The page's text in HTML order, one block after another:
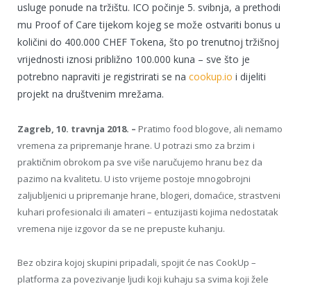
usluge ponude na tržištu. ICO počinje 5. svibnja, a prethodi
mu Proof of Care tijekom kojeg se može ostvariti bonus u
količini do 400.000 CHEF Tokena, što po trenutnoj tržišnoj
vrijednosti iznosi približno 100.000 kuna – sve što je
potrebno napraviti je registrirati se na cookup.io i dijeliti
projekt na društvenim mrežama.
Zagreb, 10. travnja 2018. – Pratimo food blogove, ali nemamo
vremena za pripremanje hrane. U potrazi smo za brzim i
praktičnim obrokom pa sve više naručujemo hranu bez da
pazimo na kvalitetu. U isto vrijeme postoje mnogobrojni
zaljubljenici u pripremanje hrane, blogeri, domaćice, strastveni
kuhari profesionalci ili amateri – entuzijasti kojima nedostatak
vremena nije izgovor da se ne prepuste kuhanju.
Bez obzira kojoj skupini pripadali, spojit će nas CookUp –
platforma za povezivanje ljudi koji kuhaju sa svima koji žele